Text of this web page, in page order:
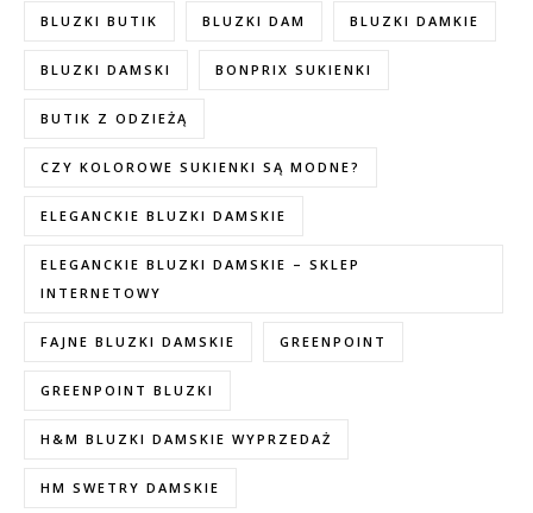
BLUZKI BUTIK BLUZKI DAM BLUZKI DAMKIE
BLUZKI DAMSKI BONPRIX SUKIENKI
BUTIK Z ODZIEŻĄ
CZY KOLOROWE SUKIENKI SĄ MODNE?
ELEGANCKIE BLUZKI DAMSKIE
ELEGANCKIE BLUZKI DAMSKIE – SKLEP
INTERNETOWY
FAJNE BLUZKI DAMSKIE GREENPOINT
GREENPOINT BLUZKI
H&M BLUZKI DAMSKIE WYPRZEDAŻ
HM SWETRY DAMSKIE